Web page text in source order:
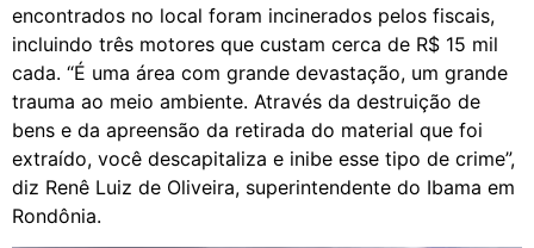
encontrados no local foram incinerados pelos fiscais,
incluindo três motores que custam cerca de R$ 15 mil
cada. “É uma área com grande devastação, um grande
trauma ao meio ambiente. Através da destruição de
bens e da apreensão da retirada do material que foi
extraído, você descapitaliza e inibe esse tipo de crime”,
diz Renê Luiz de Oliveira, superintendente do Ibama em
Rondônia.